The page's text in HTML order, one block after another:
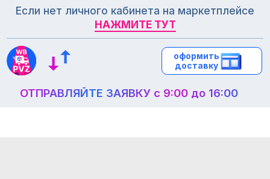
Если нет личного кабинета на маркетплейсе
НАЖМИТЕ ТУТ
оформить
доставку
НАЖМИТЕ ТУТ
оформить
доставку